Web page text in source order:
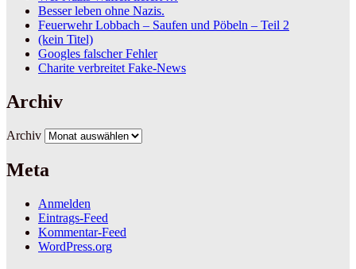
Besser leben ohne Nazis.
Feuerwehr Lobbach – Saufen und Pöbeln – Teil 2
(kein Titel)
Googles falscher Fehler
Charite verbreitet Fake-News
Archiv
Archiv
Meta
Anmelden
Eintrags-Feed
Kommentar-Feed
WordPress.org